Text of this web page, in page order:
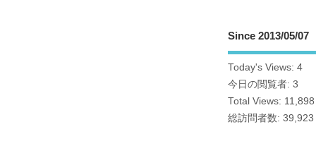
Since 2013/05/07
Today's Views: 4
今日の閲覧者: 3
Total Views: 11,898
総訪問者数: 39,923